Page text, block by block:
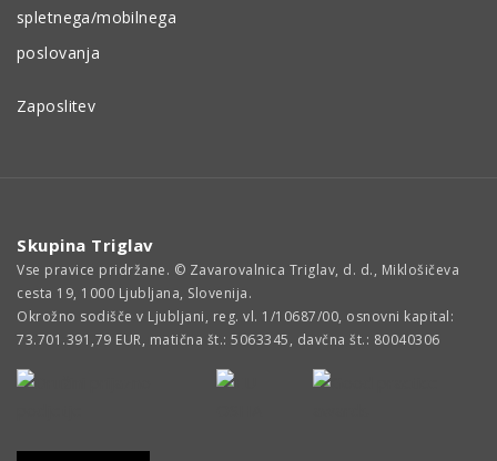
spletnega/mobilnega
poslovanja
Zaposlitev
Skupina Triglav
Vse pravice pridržane. © Zavarovalnica Triglav, d. d., Miklošičeva
cesta 19, 1000 Ljubljana, Slovenija.
Okrožno sodišče v Ljubljani, reg. vl. 1/10687/00, osnovni kapital:
73.701.391,79 EUR, matična št.: 5063345, davčna št.: 80040306